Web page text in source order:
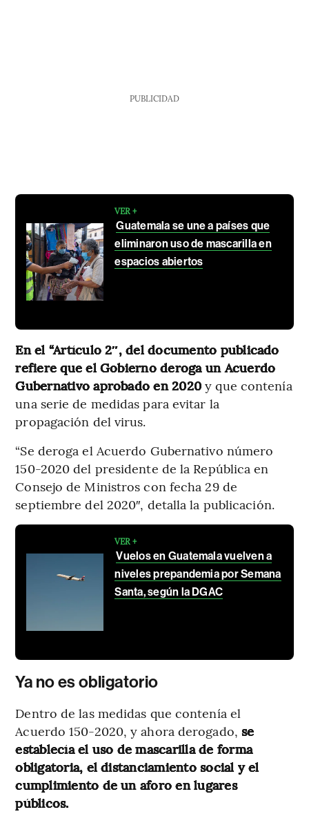
PUBLICIDAD
VER +
Guatemala se une a países que
eliminaron uso de mascarilla en
espacios abiertos
En el “Artículo 2″, del documento publicado
refiere que el Gobierno deroga un Acuerdo
Gubernativo aprobado en 2020 y que contenía
una serie de medidas para evitar la
propagación del virus.
“Se deroga el Acuerdo Gubernativo número
150-2020 del presidente de la República en
Consejo de Ministros con fecha 29 de
septiembre del 2020″, detalla la publicación.
VER +
Vuelos en Guatemala vuelven a
niveles prepandemia por Semana
Santa, según la DGAC
Ya no es obligatorio
Dentro de las medidas que contenía el
Acuerdo 150-2020, y ahora derogado, se
establecía el uso de mascarilla de forma
obligatoria, el distanciamiento social y el
cumplimiento de un aforo en lugares
públicos.